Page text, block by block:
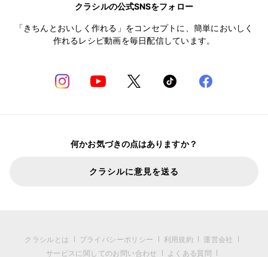
クラシルの公式SNSをフォロー
「きちんとおいしく作れる」をコンセプトに、簡単においしく
作れるレシピ動画を毎日配信しています。
何かお気づきの点はありますか？
クラシルに意見を送る
クラシルとは プライバシーポリシー 利用規約
運営会社
サービスに関してのお問い合わせ
よくある質問